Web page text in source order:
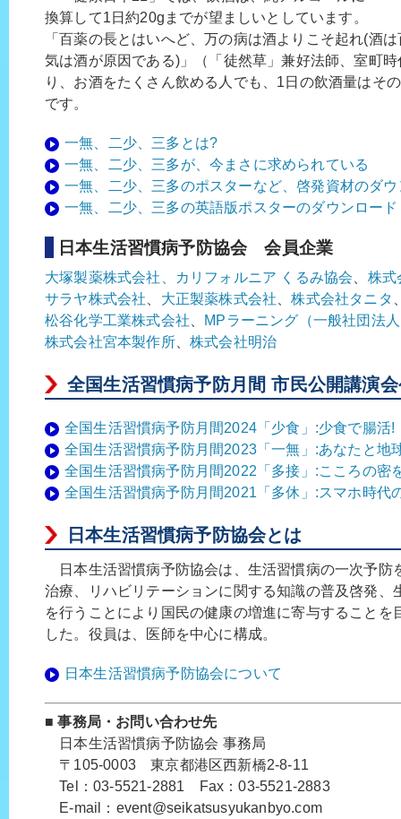
換算して1日約20gまでが望ましいとしています。
「百薬の長とはいへど、万の病は酒よりこそ起れ(酒
気は酒が原因である)」（「徒然草」兼好法師、室町
り、お酒をたくさん飲める人でも、1日の飲酒量はそ
です。
一無、二少、三多とは?
一無、二少、三多が、今まさに求められている
一無、二少、三多のポスターなど、啓発資材のダ
一無、二少、三多の英語版ポスターのダウンロード
日本生活習慣病予防協会 会員企業
大塚製薬株式会社、 カリフォルニア くるみ協会
株式
サラヤ株式会社
大正製薬株式会社 、株式会社タニタ
松谷化学工業株式会社
MPラーニング（一般社団法
株式会社宮本製作所、株式会社明治
全国生活習慣病予防月間 市民公開講演
全国生活習慣病予防月間2024「少食」:少食で腸活!
全国生活習慣病予防月間2023「一無」:あなたと地
全国生活習慣病予防月間2022「多接」:こころの密
全国生活習慣病予防月間2021「多休」:スマホ時代
日本生活習慣病予防協会とは
日本生活習慣病予防協会は、生活習慣病の一次予防
治療、リハビリテーションに関する知識の普及啓発、
を行うことにより国民の健康の増進に寄与することを
した。役員は、医師を中心に構成。
日本生活習慣病予防協会について
■ 事務局・お問い合わせ先
日本生活習慣病予防協会 事務局
〒105-0003 東京都港区西新橋2-8-11
Tel：03-5521-2881 Fax：03-5521-2883
E-mail：event@seikatsusyukanbyo.com